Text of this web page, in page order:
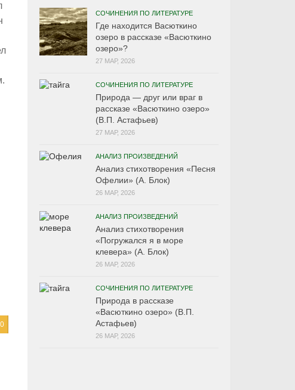
0
СОЧИНЕНИЯ ПО ЛИТЕРАТУРЕ
Где находится Васюткино
озеро в рассказе «Васюткино
озеро»?
27 МАР, 2026
СОЧИНЕНИЯ ПО ЛИТЕРАТУРЕ
Природа — друг или враг в
рассказе «Васюткино озеро»
(В.П. Астафьев)
27 МАР, 2026
АНАЛИЗ ПРОИЗВЕДЕНИЙ
Анализ стихотворения «Песня
Офелии» (А. Блок)
26 МАР, 2026
АНАЛИЗ ПРОИЗВЕДЕНИЙ
Анализ стихотворения
«Погружался я в море
клевера» (А. Блок)
26 МАР, 2026
СОЧИНЕНИЯ ПО ЛИТЕРАТУРЕ
Природа в рассказе
«Васюткино озеро» (В.П.
Астафьев)
26 МАР, 2026